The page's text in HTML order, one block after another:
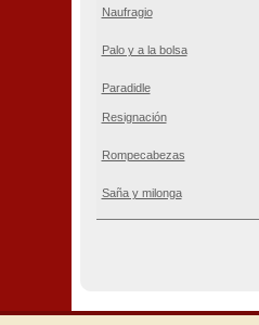
Naufragio
Palo y a la bolsa
Paradidle
Resignación
Rompecabezas
Saña y milonga